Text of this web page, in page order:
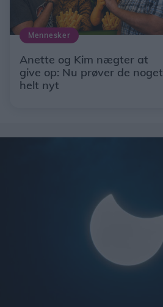
Mennesker
Anette og Kim nægter at
give op: Nu prøver de noget
helt nyt